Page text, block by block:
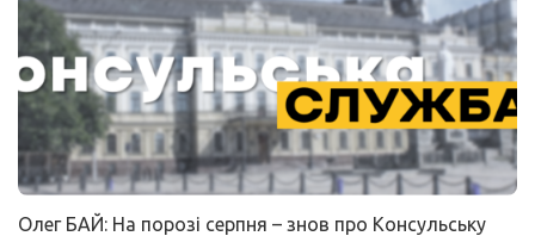
Олег БАЙ: На порозі серпня – знов про Консульську